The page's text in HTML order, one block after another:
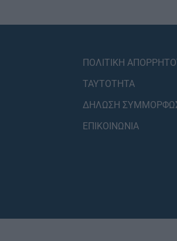
ΠΟΛΙΤΙΚΗ
ΤΑΥΤΟΤΗΤΑ
ΔΗΛΩΣΗ
ΕΠΙΚΟΙΝΩΝΙΑ